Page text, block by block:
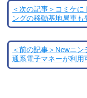
＜次の記事＞コミケ
ングの移動基地局車も
＜前の記事＞Newニ
通系電子マネーが利用